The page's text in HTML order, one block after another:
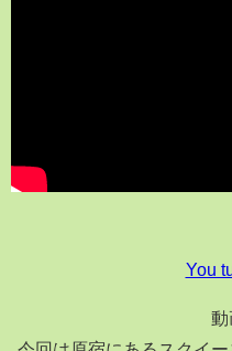
You
動